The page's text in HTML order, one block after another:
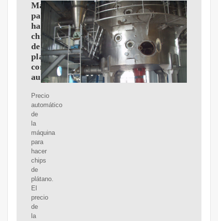
Maquina
para
hacer
chifles
de
platano
completamente
automática
Precio
automático
de
la
máquina
para
hacer
chips
de
plátano.
El
precio
de
la